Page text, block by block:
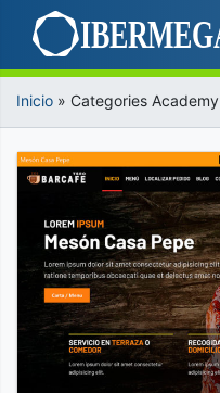
contenido
Inicio » Categories Academy